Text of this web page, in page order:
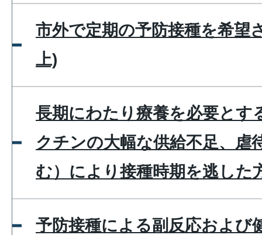
市外で定期の予防接種を希望
上)
長期にわたり療養を必要とす
クチンの大幅な供給不足、虐
む）により接種時期を逃した
予防接種による副反応および